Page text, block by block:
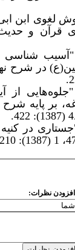
لغوی ابن
"آسیب شناسی
در شرح
"جلوه‌هایی از
بر پایه شرح
"جستاری در
افزودن نظرات: